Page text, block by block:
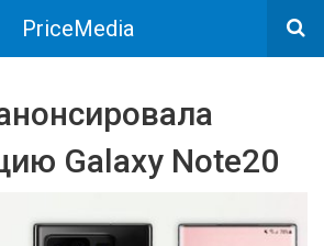
PriceMedia
Galaxy Note20